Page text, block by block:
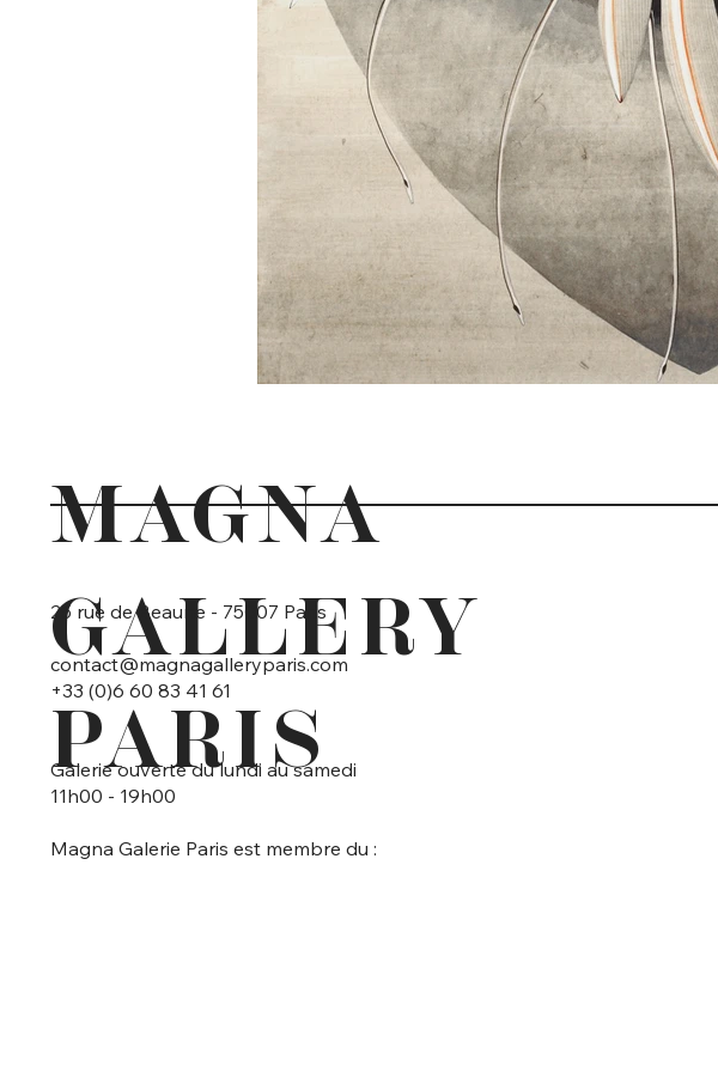
MAGNA
GALLERY
PARIS
25 rue de Beaune - 75007 Paris
contact@magnagalleryparis.com
+33 (0)6 60 83 41 61
Galerie ouverte du lundi au samedi
11h00 - 19h00
Magna Galerie Paris est membre du :